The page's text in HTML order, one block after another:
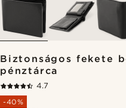
Biztonságos fekete
pénztárca
4.7
-40%